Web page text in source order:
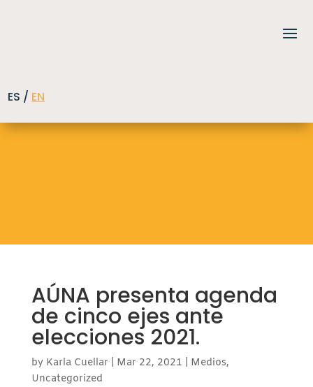
ES /EN
AÚNA presenta agenda
de cinco ejes ante
elecciones 2021.
by Karla Cuellar Mar 22, 2021 Medios,
Uncategorized